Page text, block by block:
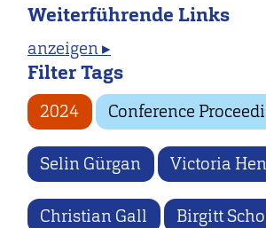
Weiterführende Links
anzeigen ▸
Filter Tags
2024 Conference
Selin Gürgan Victoria
Christian Gall Birgitt